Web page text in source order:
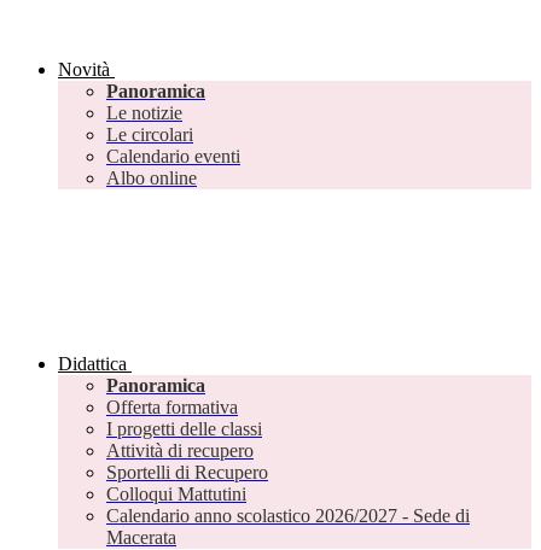
Novità
Panoramica
Le notizie
Le circolari
Calendario eventi
Albo online
Didattica
Panoramica
Offerta formativa
I progetti delle classi
Attività di recupero
Sportelli di Recupero
Colloqui Mattutini
Calendario anno scolastico 2026/2027 - Sede di
Macerata